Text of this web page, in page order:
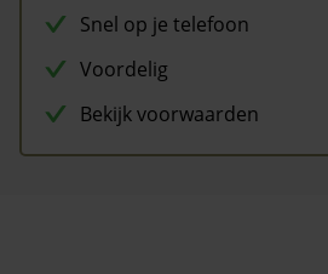
Snel op je telefoon
Voordelig
Bekijk voorwaarden